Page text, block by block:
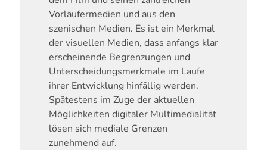
Vorläufermedien und aus den
szenischen Medien. Es ist ein Merkmal
der visuellen Medien, dass anfangs klar
erscheinende Begrenzungen und
Unterscheidungsmerkmale im Laufe
ihrer Entwicklung hinfällig werden.
Spätestens im Zuge der aktuellen
Möglichkeiten digitaler Multimedialität
lösen sich mediale Grenzen
zunehmend auf.